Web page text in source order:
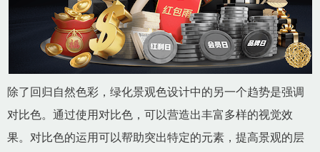
除了回归自然色彩，绿化景观色设计中的另一个趋势是强调
对比色。通过使用对比色，可以营造出丰富多样的视觉效
果。对比色的运用可以帮助突出特定的元素，提高景观的层